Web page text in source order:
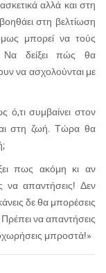
αλλά και στη
στη βελτίωση
μπορεί να τούς
Να δείξει πώς θα
να ασχολούνται με
ό,τι συμβαίνει στον
στη ζωή. Τώρα θα
πως ακόμη κι αν
να απαντήσεις! Δεν
δε θα μπορέσεις
Πρέπει να απαντήσεις
μπροστά!»